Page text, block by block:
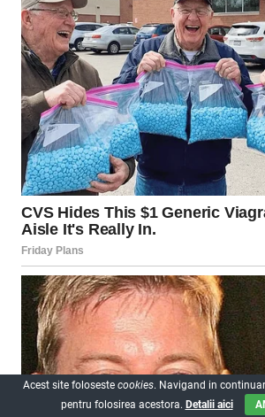
Acest site foloseste cookies. Navigand in
pentru folosirea acestora. Detalii aici